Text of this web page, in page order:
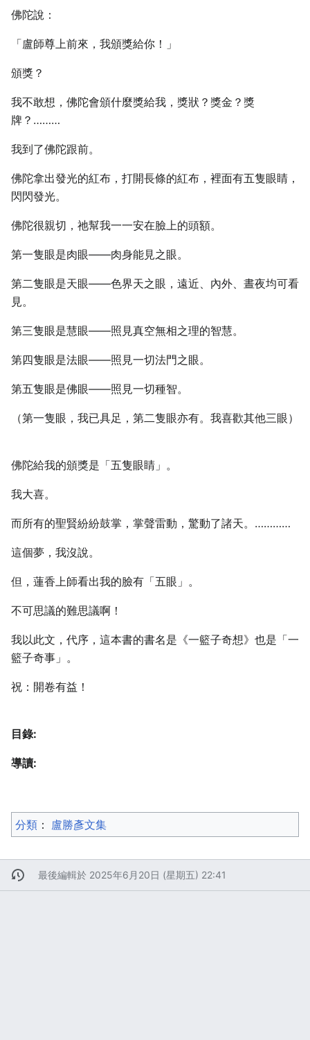
佛陀說：
「盧師尊上前來，我頒獎給你！」
頒獎？
我不敢想，佛陀會頒什麼獎給我，獎狀？獎金？獎
牌？………
我到了佛陀跟前。
佛陀拿出發光的紅布，打開長條的紅布，裡面有五隻眼睛，
閃閃發光。
佛陀很親切，祂幫我一一安在臉上的頭額。
第一隻眼是肉眼——肉身能見之眼。
第二隻眼是天眼——色界天之眼，遠近、內外、晝夜均可看
見。
第三隻眼是慧眼——照見真空無相之理的智慧。
第四隻眼是法眼——照見一切法門之眼。
第五隻眼是佛眼——照見一切種智。
（第一隻眼，我已具足，第二隻眼亦有。我喜歡其他三眼）
佛陀給我的頒獎是「五隻眼睛」。
我大喜。
而所有的聖賢紛紛鼓掌，掌聲雷動，驚動了諸天。…………
這個夢，我沒說。
但，蓮香上師看出我的臉有「五眼」。
不可思議的難思議啊！
我以此文，代序，這本書的書名是《一籃子奇想》也是「一
籃子奇事」。
祝：開卷有益！
目錄:
導讀:
分類 ：​ 盧勝彥文集
最後編輯於 2025年6月20日 (星期五) 22:41